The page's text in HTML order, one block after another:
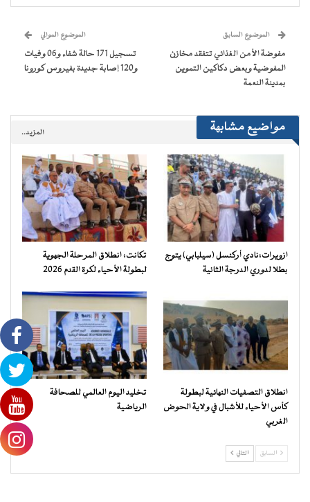
في في في في جديدة) الإلكتروني
نافذة
جديدة)
الموضوع السابق
مفوضة الأمن الغذائي تتفقد مخازن
المفوضية وبعض دكاكين التموين
بمدينة النعمة
الموضوع الموالي
تسجيل 171 حالة شفاء و06 وفيات
و120 إصابة جديدة بفيروس كورونا
مواضيع مشابهة المزيد..
ازويرات:نادي أركنسل (سيلبابي) يتوج
بطلا لدوري الدرجة الثانية
تكانت: انطلاق المرحلة الجهوية
لبطولة الأحياء لكرة القدم 2026
انطلاق التصفيات النهائية لبطولة
كأس الأحياء للأشبال في ولاية الحوض
الغربي
تخليد اليوم العالمي للصحافة
الرياضية
السابق التالي